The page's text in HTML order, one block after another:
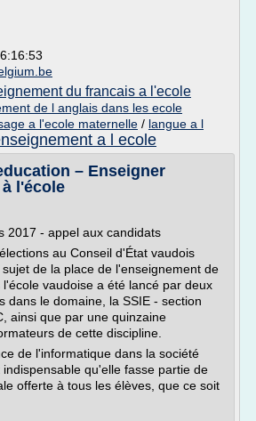
du francais a l'ecole
de l anglais dans les ecole
a l'ecole maternelle / langue a l
a l ecole
– Enseigner
l'école
2017 - appel aux candidats
au Conseil d'État vaudois
de la place de l'enseignement de
vaudoise a été lancé par deux
dans le domaine, la SSIE - section
ainsi que par une quinzaine
de cette discipline.
de l'informatique dans la société
qu'elle fasse partie de
offerte à tous les élèves, que ce soit